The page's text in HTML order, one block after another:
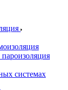
системах